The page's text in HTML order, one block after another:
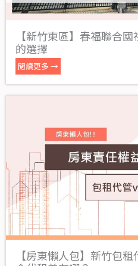
【新竹東區】春福聯合
的選擇
閱讀更多 →
【房東懶人包】新竹包